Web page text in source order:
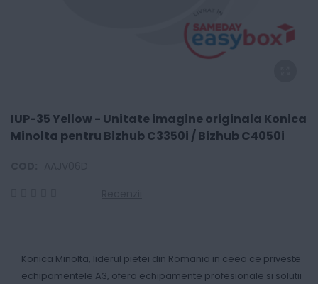
IUP-35 Yellow - Unitate imagine originala Konica
Minolta pentru Bizhub C3350i / Bizhub C4050i
Konica Minolta, liderul pietei din Romania in ceea ce priveste
echipamentele A3, ofera echipamente profesionale si solutii